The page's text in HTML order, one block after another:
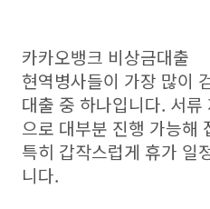
카카오뱅크 비상금대출
현역병사들이 가장 많이
대출 중 하나입니다. 서
으로 대부분 진행 가능해
특히 갑작스럽게 휴가 일
니다.